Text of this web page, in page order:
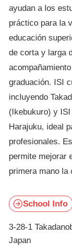
ayudan a los
práctico para la
educación
de corta y larga
graduación. ISI
incluyendo
(Ikebukuro) y
Harajuku, ideal
profesionales.
permite mejorar
primera mano la
School Info
3-28-1
Japan